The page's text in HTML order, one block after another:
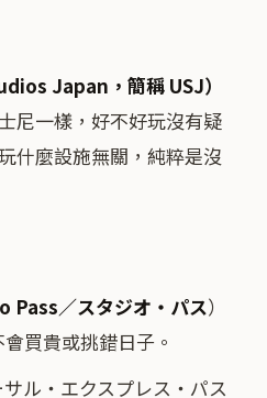
Japan，簡稱 USJ）
尼一樣，好不好玩沒有疑
什麼設施無關，純粹是沒
Pass／スタジオ・パス）
買貴或挑錯日子。
ル・エクスプレス・パス